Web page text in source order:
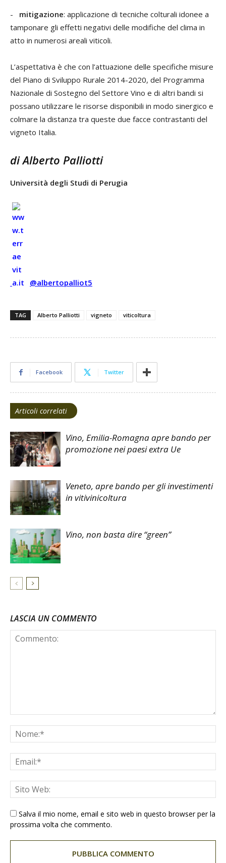
- mitigazione: applicazione di tecniche colturali idonee a
tamponare gli effetti negativi delle modifiche del clima in
atto in numerosi areali viticoli.
L’aspettativa è che con l’attuazione delle specifiche misure
del Piano di Sviluppo Rurale 2014-2020, del Programma
Nazionale di Sostegno del Settore Vino e di altri bandi si
possano utilizzare le risorse disponibili in modo sinergico e
colmare la distanza tra queste due facce contrastanti del
vigneto Italia.
di Alberto Palliotti
Università degli Studi di Perugia
@albertopalliot5
TAG Alberto Palliotti vigneto viticoltura
Facebook Twitter
Articoli correlati
Vino, Emilia-Romagna apre bando per
promozione nei paesi extra Ue
Veneto, apre bando per gli investimenti
in vitivinicoltura
Vino, non basta dire “green”
LASCIA UN COMMENTO
Salva il mio nome, email e sito web in questo browser per la
prossima volta che commento.